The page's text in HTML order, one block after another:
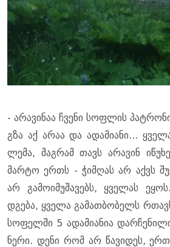
- არა­ვი­ნაა ჩვე­ნი სოფ­ლის
გზა აქ არაა და ადა­მი­ა­ნი...
ლე­მა, მაგ­რამ თავს არა­ვინ
მარ­ტო ერთს - ჭიმ­ღას არ აქვს
არ გა­მო­ი­მუ­შა­ვებს, ყვე­ლას
დგე­ბა, ყვე­ლა გა­მათ­ბო­ბელს
სო­ფელ­ში 5 ადა­მი­ა­ნია
ნე­რი. დენი რომ არ წა­ვი­დეს,